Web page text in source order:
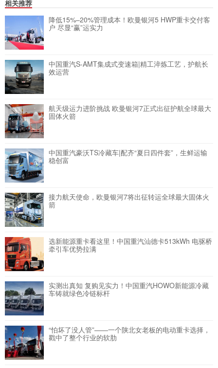
相关推荐
降低15%–20%管理成本！欧曼银河5 HWP重卡交付客
户 尽显“赢”运实力
中国重汽S-AMT集成式变速箱|精工淬炼工艺，护航长
效运营
航天级运力进阶挑战 欧曼银河7正式出征护航全球最大
固体火箭
中国重汽豪沃TS冷藏车|配齐“夏日四件套”，生鲜运输
稳创富
接力航天使命，欧曼银河7将出征转运全球最大固体火
箭
选新能源重卡看这里！中国重汽汕德卡513kWh 电驱桥
牵引车优势拉满
实测出真知 复购见实力！中国重汽HOWO新能源冷藏
车铸就绿色冷链标杆
“怕坏了没人管”——一个陕北女老板的电动重卡选择，
戳中了整个行业的软肋